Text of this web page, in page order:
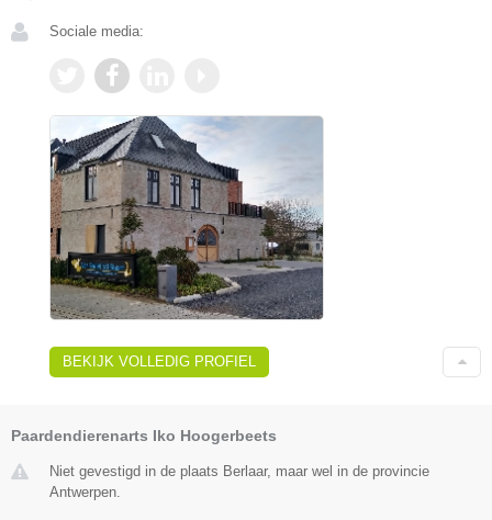
Sociale media:
BEKIJK VOLLEDIG PROFIEL
Paardendierenarts Iko Hoogerbeets
Niet gevestigd in de plaats Berlaar, maar wel in de provincie
Antwerpen.